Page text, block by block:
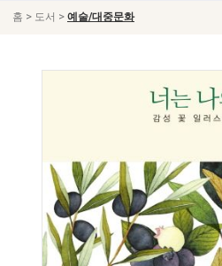
홈 > 도서 > 예술/대중문화